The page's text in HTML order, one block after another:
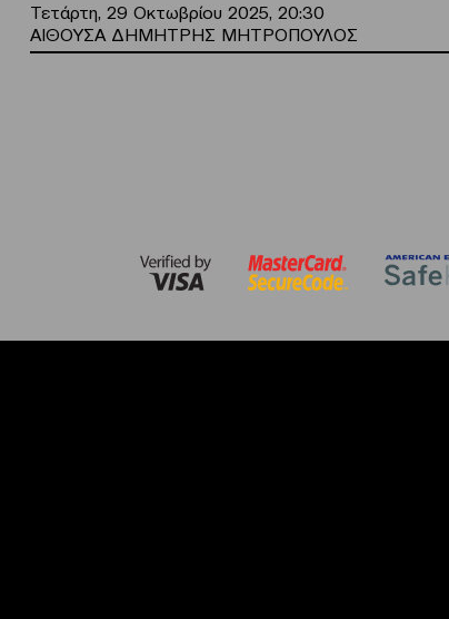
Τετάρτη, 29 Οκτωβρίου 2025, 20:30
ΑΙΘΟΥΣΑ ΔΗΜΗΤΡΗΣ ΜΗΤΡΟΠΟΥΛΟΣ